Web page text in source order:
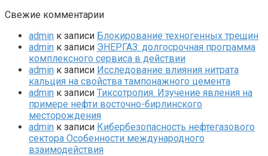
Свежие комментарии
admin к записи Блокирование техногенных трещин
admin к записи ЭНЕРГАЗ: долгосрочная программа
комплексного сервиса в действии
admin к записи Исследование влияния нитрата
кальция на свойства тампонажного цемента
admin к записи Тиксотропия. Изучение явления на
примере нефти восточно-бирлинского
месторождения
admin к записи Кибербезопасность нефтегазового
сектора Особенности международного
взаимодействия